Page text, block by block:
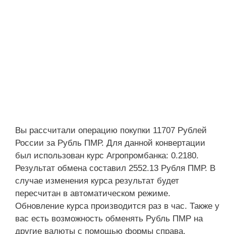
Вы рассчитали операцию покупки 11707 Рублей
России за Рубль ПМР. Для данной конвертации
был использован курс Агропромбанка: 0.2180.
Результат обмена составил 2552.13 Рубля ПМР. В
случае изменения курса результат будет
пересчитан в автоматическом режиме.
Обновление курса производится раз в час. Также у
вас есть возможность обменять Рубль ПМР на
другие валюты с помощью формы справа.